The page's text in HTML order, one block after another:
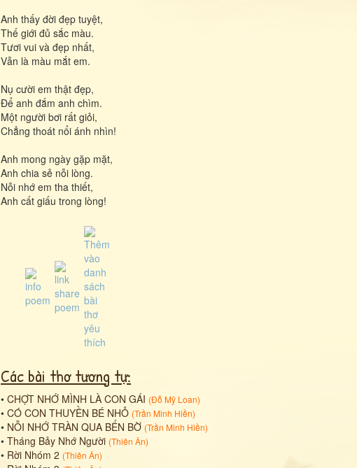
Anh thấy đời đẹp tuyệt,
Thế giới đủ sắc màu.
Tươi vui và đẹp nhất,
Vẫn là màu mắt em.
Nụ cười em thật đẹp,
Để anh đắm anh chìm.
Một người bơi rất giỏi,
Chẳng thoát nổi ánh nhìn!
Anh mong ngày gặp mặt,
Anh chia sẻ nỗi lòng.
Nỗi nhớ em tha thiết,
Anh cất giấu trong lòng!
Các bài thơ tương tự:
• CHỢT NHỚ MÌNH LÀ CON GÁI (Đỗ Mỹ Loan)
• CÓ CON THUYỀN BÉ NHỎ (Trần Minh Hiền)
• NỖI NHỚ TRÀN QUA BẾN BỜ (Trần Minh Hiền)
• Tháng Bảy Nhớ Người (Thiên Ân)
• Rời Nhóm 2 (Thiên Ân)